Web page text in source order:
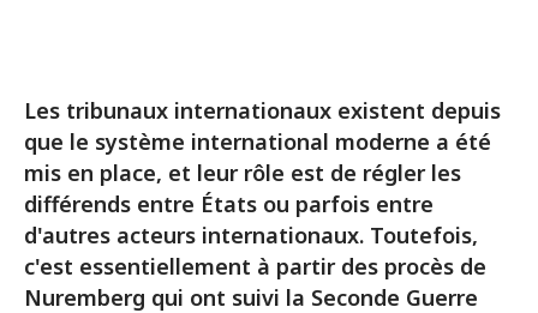
Les tribunaux internationaux existent depuis
que le système international moderne a été
mis en place, et leur rôle est de régler les
différends entre États ou parfois entre
d'autres acteurs internationaux. Toutefois,
c'est essentiellement à partir des procès de
Nuremberg qui ont suivi la Seconde Guerre